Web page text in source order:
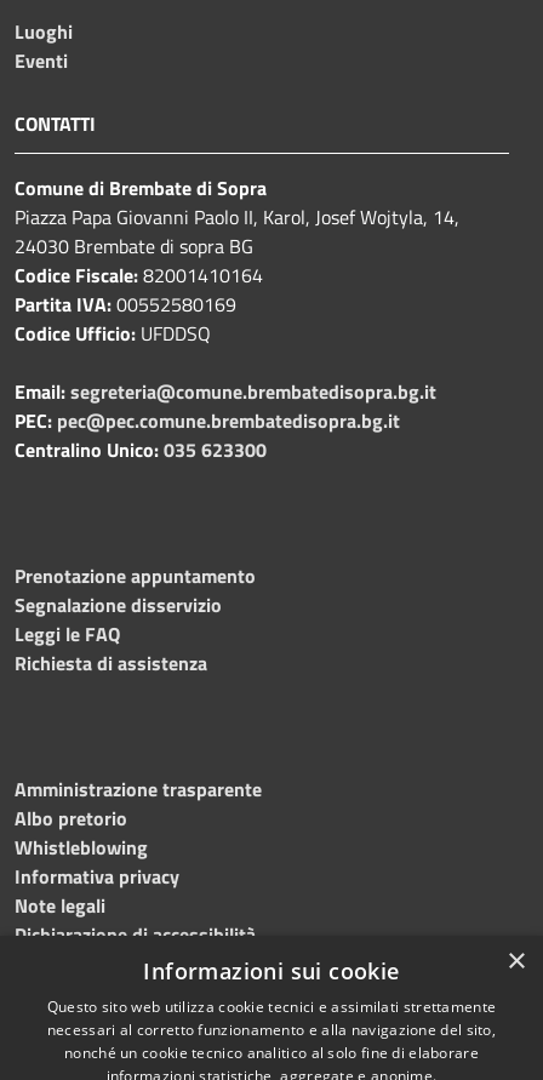
Luoghi
Eventi
CONTATTI
Comune di Brembate di Sopra
Piazza Papa Giovanni Paolo II, Karol, Josef Wojtyla, 14,
24030 Brembate di sopra BG
Codice Fiscale:82001410164
Partita IVA:00552580169
Codice Ufficio: UFDDSQ
Email:segreteria@comune.brembatedisopra.bg.it
PEC: pec@pec.comune.brembatedisopra.bg.it
Centralino Unico:035 623300
Prenotazione appuntamento
Segnalazione disservizio
Leggi le FAQ
Richiesta di assistenza
Amministrazione trasparente
Albo pretorio
Whistleblowing
Informativa privacy
Note legali
Dichiarazione di accessibilità
Copyright © 2024Comune
×
Informazioni sui cookie
Questo sito web utilizza cookie tecnici e assimilati strettamente
necessari al corretto funzionamento e alla navigazione del sito,
nonché un cookie tecnico analitico al solo fine di elaborare
informazioni statistiche, aggregate e anonime.